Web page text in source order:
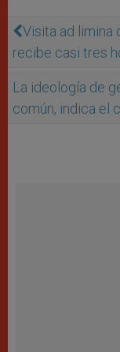
Visita ad limina
recibe casi tres
La ideología de
común, indica el